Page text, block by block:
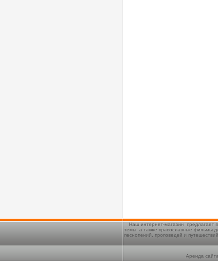
Наш интернет-магазин предлагает
темы, а также православные фильмы
песнопений, проповедей и
Аренда